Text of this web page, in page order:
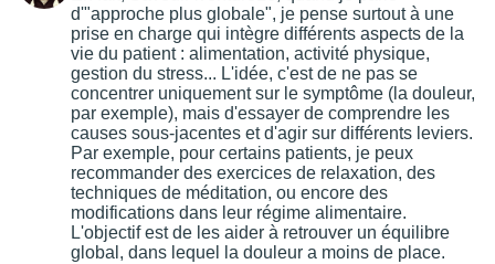
d'"approche plus globale", je pense surtout à une
prise en charge qui intègre différents aspects de la
vie du patient : alimentation, activité physique,
gestion du stress... L'idée, c'est de ne pas se
concentrer uniquement sur le symptôme (la douleur,
par exemple), mais d'essayer de comprendre les
causes sous-jacentes et d'agir sur différents leviers.
Par exemple, pour certains patients, je peux
recommander des exercices de relaxation, des
techniques de méditation, ou encore des
modifications dans leur régime alimentaire.
L'objectif est de les aider à retrouver un équilibre
global, dans lequel la douleur a moins de place.